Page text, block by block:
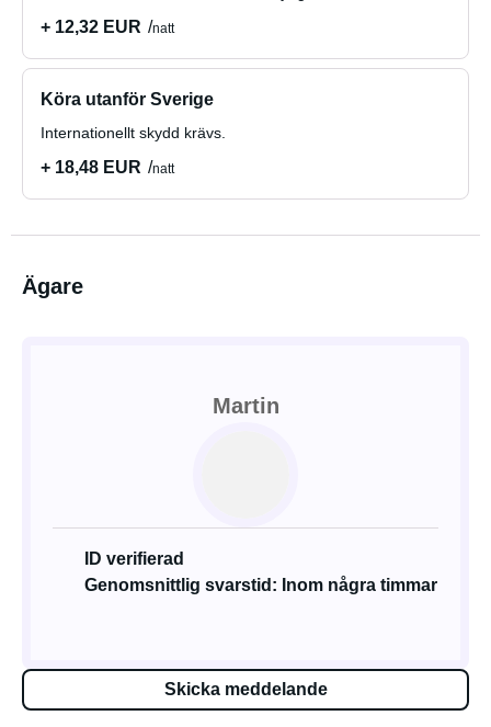
+ 12,32 EUR natt
Köra utanför Sverige
Internationellt skydd krävs.
+ 18,48 EUR natt
Ägare
Martin
ID verifierad
Genomsnittlig svarstid: Inom några timmar
Skicka meddelande